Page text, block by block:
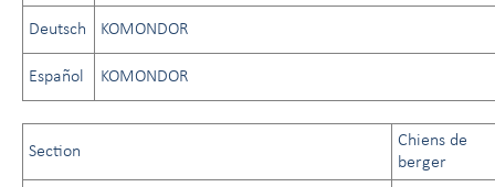
Deutsch KOMONDOR
Español KOMONDOR
Section
Chiens de
berger